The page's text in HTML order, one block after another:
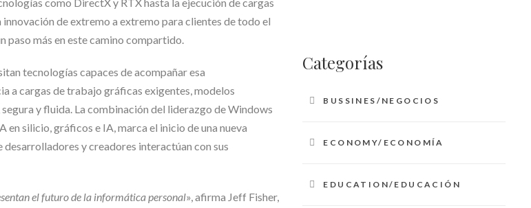
como DirectX y RTX hasta la ejecución de cargas
de extremo a extremo para clientes de todo el
paso más en este camino compartido.
tecnologías capaces de acompañar esa
a cargas de trabajo gráficas exigentes, modelos
y fluida. La combinación del liderazgo de Windows
silicio, gráficos e IA, marca el inicio de una nueva
y creadores interactúan con sus
el futuro de la informática personal», afirma Jeff Fisher,
Categorías
BUSSINES/NEGOCIOS
ECONOMY/ECONOMÍA
EDUCATION/EDUCACIÓN